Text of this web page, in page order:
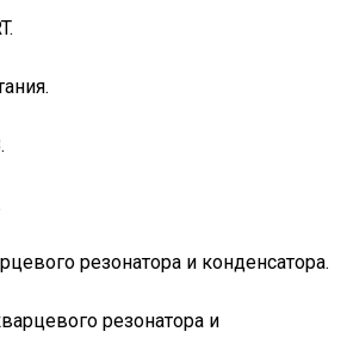
резонатора и конденсатора.
резонатора и